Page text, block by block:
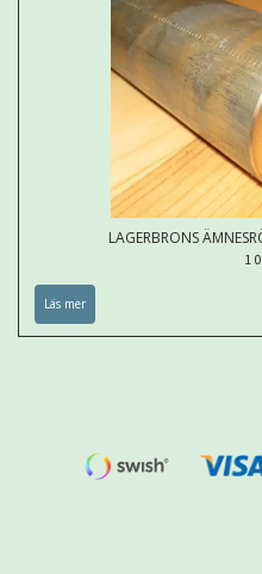
LAGERBRONS
1
Läs mer